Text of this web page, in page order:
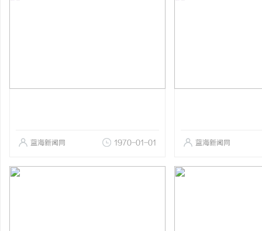
蓝海新闻网 1970-01-01 蓝海新闻网